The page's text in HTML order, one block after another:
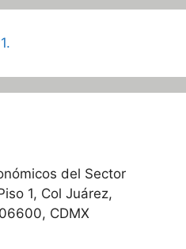
del Sector
1, Col Juárez,
CDMX